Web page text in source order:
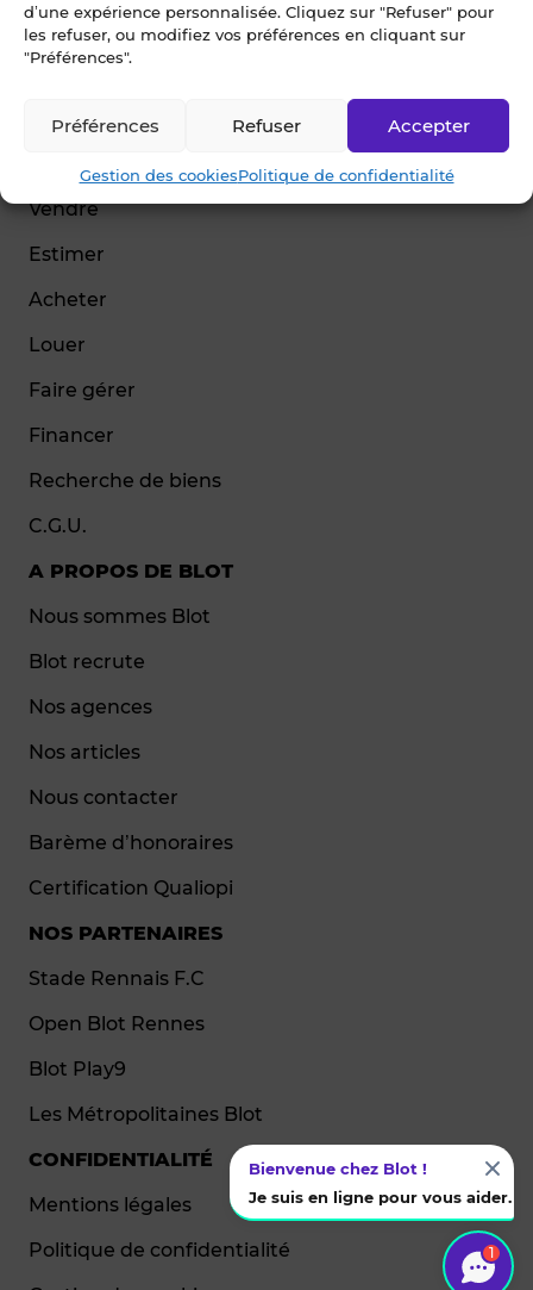
d’une expérience personnalisée. Cliquez sur "Refuser" pour
les refuser, ou modifiez vos préférences en cliquant sur
"Préférences".
Accepter
Refuser
Préférences
Gestion des cookiesPolitique de confidentialité
NAVIGATION
Vendre
Estimer
Acheter
Louer
Faire gérer
Financer
Recherche de biens
C.G.U.
A PROPOS DE BLOT
Nous sommes Blot
Blot recrute
Nos agences
Nos articles
Nous contacter
Barème d’honoraires
Certification Qualiopi
NOS PARTENAIRES
Stade Rennais F.C
Open Blot Rennes
Blot Play9
Les Métropolitaines Blot
CONFIDENTIALITÉ
Mentions légales
Politique de confidentialité
1
Bienvenue chez Blot !
Je suis en ligne pour vous aider.